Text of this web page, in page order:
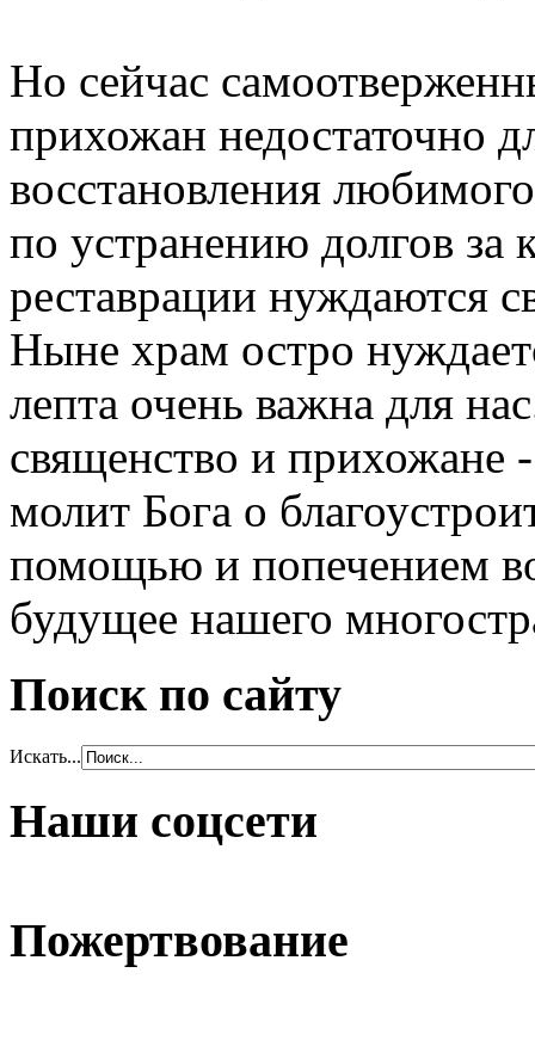
Но сейчас
прихожан недостаточно
восстановления
по устранению долгов за
реставрации нуждаются
Ныне храм остро
лепта очень важна для
священство и прихожане
молит Бога о
помощью и попечением
будущее нашего
Поиск по сайту
Искать...
Наши соцсети
Пожертвование